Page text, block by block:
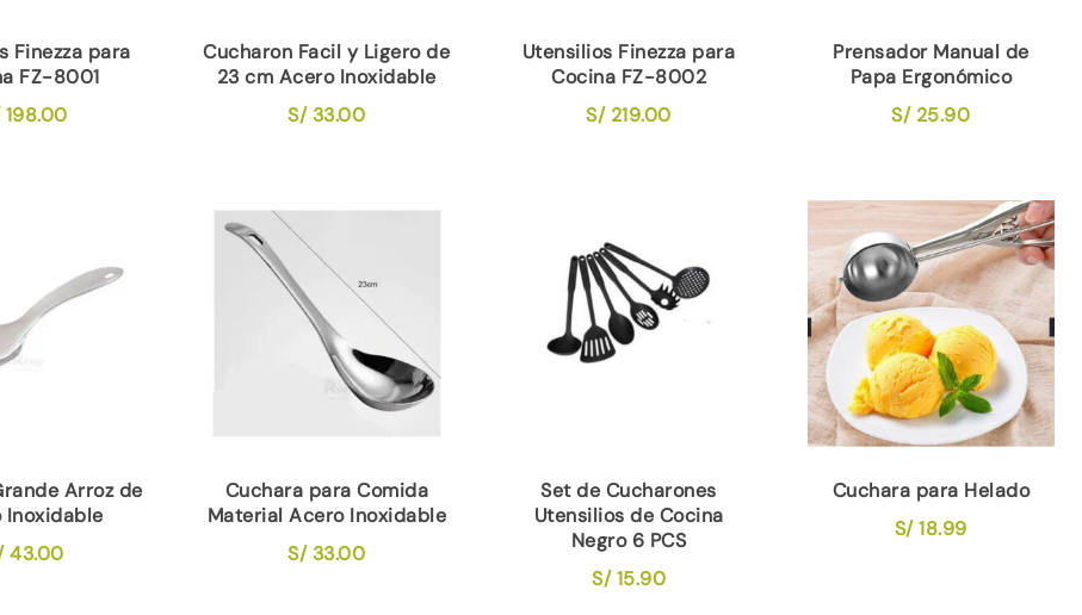
Finezza para
FZ-8001
198.00
Cucharon Facil y Ligero de
23 cm Acero Inoxidable
S/33.00
Utensilios Finezza para
Cocina FZ-8002
S/219.00
Prensador Manual de
Papa Ergonómico
S/25.90
Arroz de
Inoxidable
43.00
Cuchara para Comida
Material Acero Inoxidable
S/33.00
Set de Cucharones
Utensilios de Cocina
Negro 6 PCS
S/15.90
Cuchara para Helado
S/18.99